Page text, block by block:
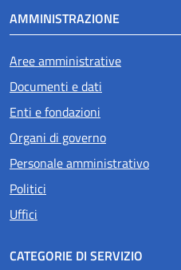
AMMINISTRAZIONE
Aree amministrative
Documenti e dati
Enti e fondazioni
Organi di governo
Personale amministrativo
Politici
Uffici
CATEGORIE DI SERVIZIO